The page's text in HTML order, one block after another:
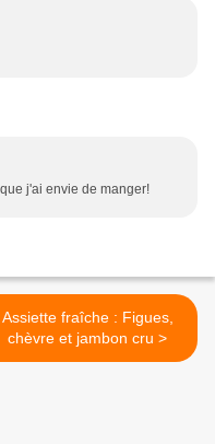
j'ai envie de manger!
Assiette fraîche : Figues,
chèvre et jambon cru >